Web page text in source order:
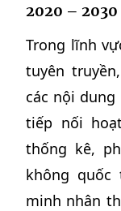
2020 – 2030
Trong lĩnh
tuyên
các nội dung
tiếp nối
thống kê,
không
minh nhân